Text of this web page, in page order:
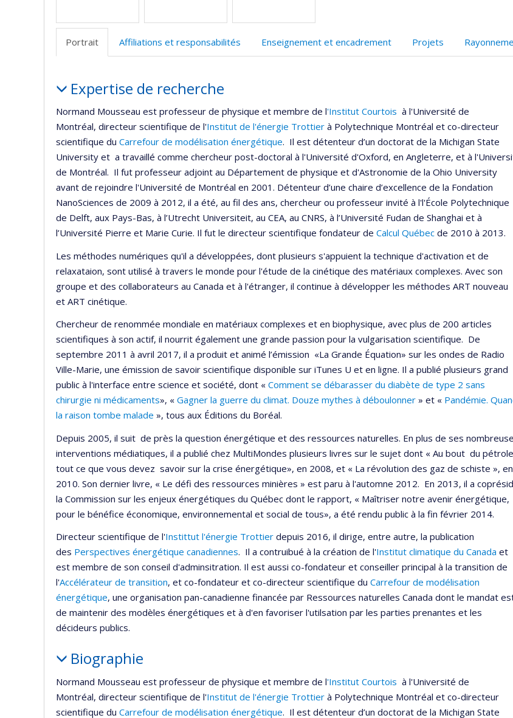
Portrait Affiliations et responsabilités Enseignement et encadrement Projets
Expertise de recherche
Normand Mousseau est professeur de physique et membre de l'Institut Courtois à l'Université de
Montréal, directeur scientifique de l'Institut de l'énergie Trottier à Polytechnique Montréal et co-directeur
scientifique du Carrefour de modélisation énergétique. Il est détenteur d’un doctorat de la Michigan State
University et a travaillé comme chercheur post-doctoral à l'Université d'Oxford, en Angleterre, et à
de Montréal. Il fut professeur adjoint au Département de physique et d'Astronomie de la Ohio University
avant de rejoindre l'Université de Montréal en 2001. Détenteur d’une chaire d’excellence de la Fondation
NanoSciences de 2009 à 2012, il a été, au fil des ans, chercheur ou professeur invité à l'l'École Polytechnique
de Delft, aux Pays-Bas, à l’Utrecht Universiteit, au CEA, au CNRS, à l’Université Fudan de Shanghai et à
l’Université Pierre et Marie Curie. Il fut le directeur scientifique fondateur de Calcul Québec de 2010 à 2013.
Les méthodes numériques qu'il a développées, dont plusieurs s'appuient la technique d'activation et de
relaxataion, sont utilisé à travers le monde pour l'étude de la cinétique des matériaux complexes. Avec son
groupe et des collaborateurs au Canada et à l'étranger, il continue à développer les méthodes ART nouveau
et ART cinétique.
Chercheur de renommée mondiale en matériaux complexes et en biophysique, avec plus de 200 articles
scientifiques à son actif, il nourrit également une grande passion pour la vulgarisation scientifique. De
septembre 2011 à avril 2017, il a produit et animé l’émission «La Grande Équation» sur les ondes de Radio
Ville-Marie, une émission de savoir scientifique disponible sur iTunes U et en ligne. Il a publié plusieurs grand
public à l'interface entre science et société, dont « Comment se débarasser du diabète de type 2 sans
chirurgie ni médicaments», « Gagner la guerre du climat. Douze mythes à déboulonner » et « Pandémie.
la raison tombe malade », tous aux Éditions du Boréal.
Depuis 2005, il suit de près la question énergétique et des ressources naturelles. En plus de ses
interventions médiatiques, il a publié chez MultiMondes plusieurs livres sur le sujet dont « Au bout du
tout ce que vous devez savoir sur la crise énergétique», en 2008, et « La révolution des gaz de schiste », en
2010. Son dernier livre, « Le défi des ressources minières » est paru à l'automne 2012. En 2013, il a
la Commission sur les enjeux énergétiques du Québec dont le rapport, « Maîtriser notre avenir énergétique,
pour le bénéfice économique, environnemental et social de tous», a été rendu public à la fin février 2014.
Directeur scientifique de l'Instittut l'énergie Trottier depuis 2016, il dirige, entre autre, la publication
des Perspectives énergétique canadiennes. Il a contruibué à la création de l'Institut climatique du Canada et
est membre de son conseil d'adminsitration. Il est aussi co-fondateur et conseiller principal à la transition de
l'Accélérateur de transition, et co-fondateur et co-directeur scientifique du Carrefour de modélisation
énergétique, une organisation pan-canadienne financée par Ressources naturelles Canada dont le mandat
de maintenir des modèles énergétiques et à d'en favoriser l'utilsation par les parties prenantes et les
décideurs publics.
Biographie
Normand Mousseau est professeur de physique et membre de l'Institut Courtois à l'Université de
Montréal, directeur scientifique de l'Institut de l'énergie Trottier à Polytechnique Montréal et co-directeur
scientifique du Carrefour de modélisation énergétique. Il est détenteur d’un doctorat de la Michigan State